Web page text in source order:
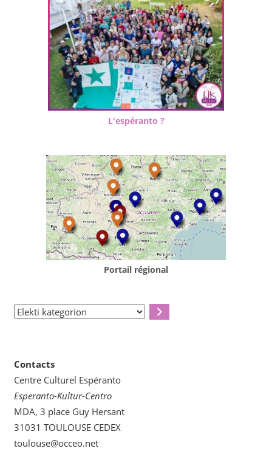
L'espéranto ?
Portail régional
Elekti
Contacts
Centre Culturel Espéranto
Esperanto-Kultur-Centro
MDA, 3 place Guy Hersant
31031 TOULOUSE CEDEX
toulouse@occeo.net